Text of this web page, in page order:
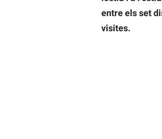
entre els set
visites.